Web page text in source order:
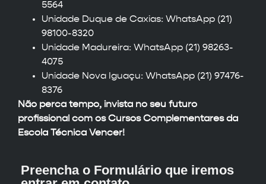
5564
Unidade Duque de Caxias: WhatsApp (21)
98100-8320
Unidade Madureira: WhatsApp (21) 98263-
4075
Unidade Nova Iguaçu: WhatsApp (21) 97476-
8376
Não perca tempo, invista no seu futuro
profissional com os Cursos Complementares da
Escola Técnica Vencer!
Preencha o Formulário que iremos